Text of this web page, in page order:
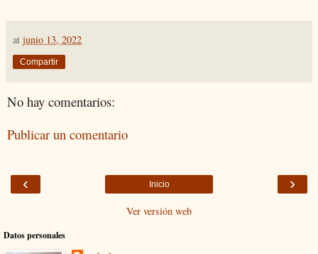
at junio 13, 2022
Compartir
No hay comentarios:
Publicar un comentario
‹ ›
Inicio
Ver versión web
Datos personales